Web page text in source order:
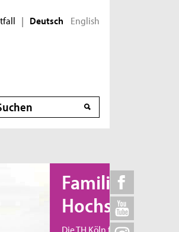
| Deutsch English
die Vereinbarkeit von Familie,